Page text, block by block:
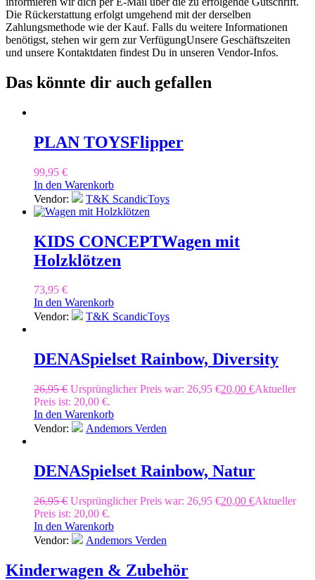
Die Rückerstattung erfolgt umgehend mit der derselben
Zahlungsmethode wie der Kauf. Falls du weitere Informationen
benötigst, stehen wir gern zur VerfügungUnsere Geschäftszeiten
und unsere Kontaktdaten findest Du in unseren Vendor-Infos.
Das könnte dir auch gefallen
PLAN TOYSFlipper
99,95 €
In den Warenkorb
Vendor:
T&K ScandicToys
KIDS CONCEPTWagen mit
Holzklötzen
73,95 €
In den Warenkorb
Vendor:
T&K ScandicToys
DENASpielset Rainbow, Diversity
26,95€ Ursprünglicher Preis war: 26,95 €20,00 €Aktueller
Preis ist: 20,00 €.
In den Warenkorb
Vendor:
Andemors Verden
DENASpielset Rainbow, Natur
26,95€ Ursprünglicher Preis war: 26,95 €20,00 €Aktueller
Preis ist: 20,00 €.
In den Warenkorb
Vendor:
Andemors Verden
Kinderwagen & Zubehör